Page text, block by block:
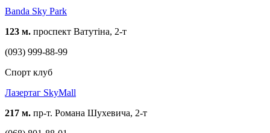
Banda Sky Park
123 м. проспект Ватутіна, 2-т
(093) 999-88-99
Спорт клуб
Лазертаг SkyMall
217 м. пр-т. Романа Шухевича, 2-т